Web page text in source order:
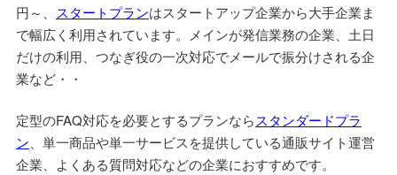
円～、 スタートプランはスタートアップ企業から大手企業ま
で幅広く利用されています。メインが発信業務の企業、土日
だけの利用、つなぎ役の一次対応でメールで振分けされる企
業など・・
定型のFAQ対応を必要とするプランならスタンダードプラ
ン、単一商品や単一サービスを提供している通販サイト運営
企業、よくある質問対応などの企業におすすめです。